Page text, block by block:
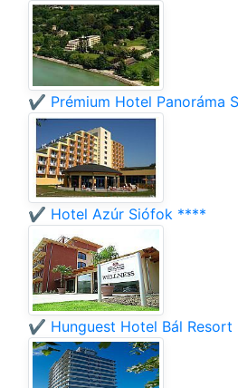
✔️ Prémium Hotel Panoráma
✔️ Hotel Azúr Siófok ****
✔️ Hunguest Hotel Bál Resort